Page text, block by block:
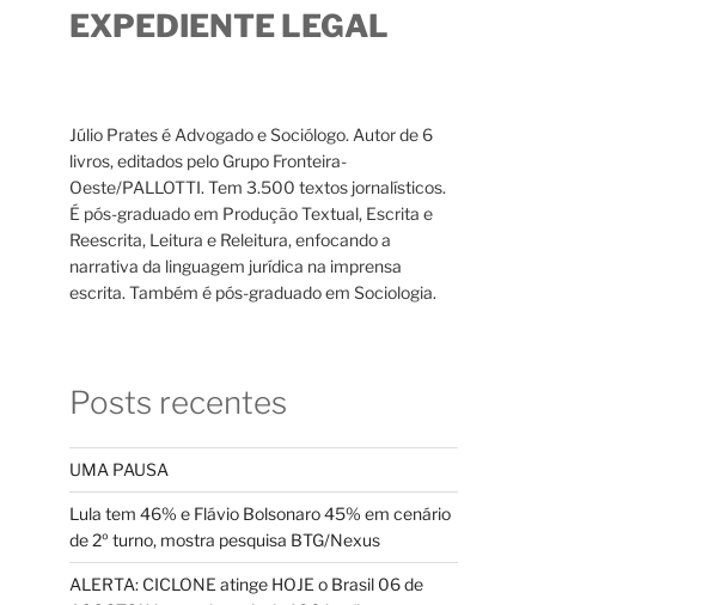
EXPEDIENTE LEGAL
Júlio Prates é Advogado e Sociólogo. Autor de 6
livros, editados pelo Grupo Fronteira-
Oeste/PALLOTTI. Tem 3.500 textos jornalísticos.
É pós-graduado em Produção Textual, Escrita e
Reescrita, Leitura e Releitura, enfocando a
narrativa da linguagem jurídica na imprensa
escrita. Também é pós-graduado em Sociologia.
Posts recentes
UMA PAUSA
Lula tem 46% e Flávio Bolsonaro 45% em cenário
de 2º turno, mostra pesquisa BTG/Nexus
ALERTA: CICLONE atinge HOJE o Brasil 06 de